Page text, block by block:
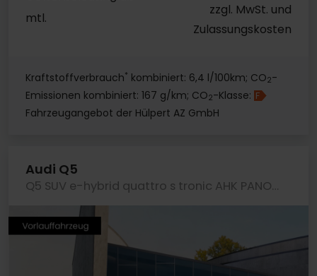
mtl.
zzgl. MwSt. und
Zulassungskosten
Kraftstoffverbrauch* kombiniert: 6,4 l/100km; CO2-
Emissionen kombiniert: 167 g/km; CO2-Klasse: F
Fahrzeugangebot der Hülpert AZ GmbH
Audi Q5
Q5 SUV e-hybrid quattro s tronic AHK PANO LM20